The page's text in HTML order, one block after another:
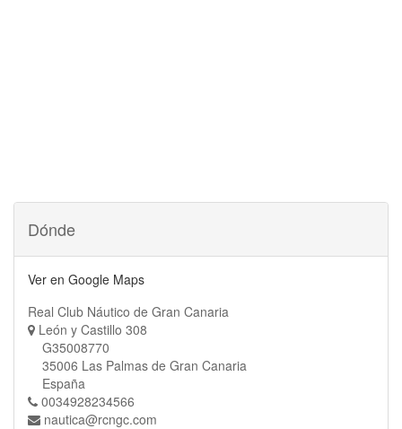
Dónde
Ver en Google Maps
Real Club Náutico de Gran Canaria
León y Castillo 308
G35008770
35006 Las Palmas de Gran Canaria
España
0034928234566
nautica@rcngc.com